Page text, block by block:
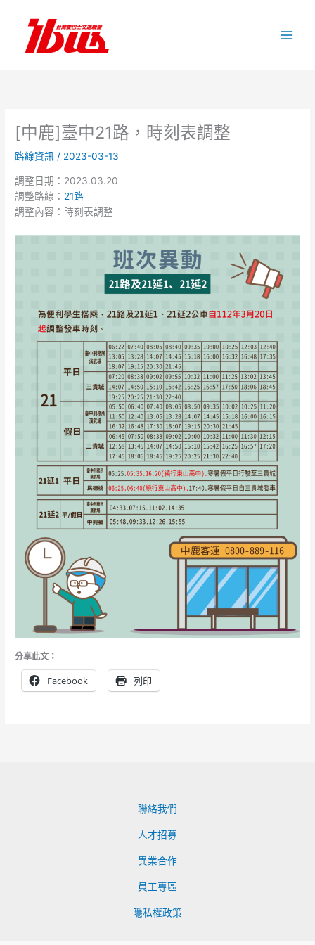
內
[中鹿]臺中21路，時刻表調整
路線資訊 / 2023-03-13
調整日期：2023.03.20
調整路線： 21路
調整內容：時刻表調整
分享此文：
Facebook 列印
聯絡我們
人才招募
異業合作
員工專區
隱私權政策